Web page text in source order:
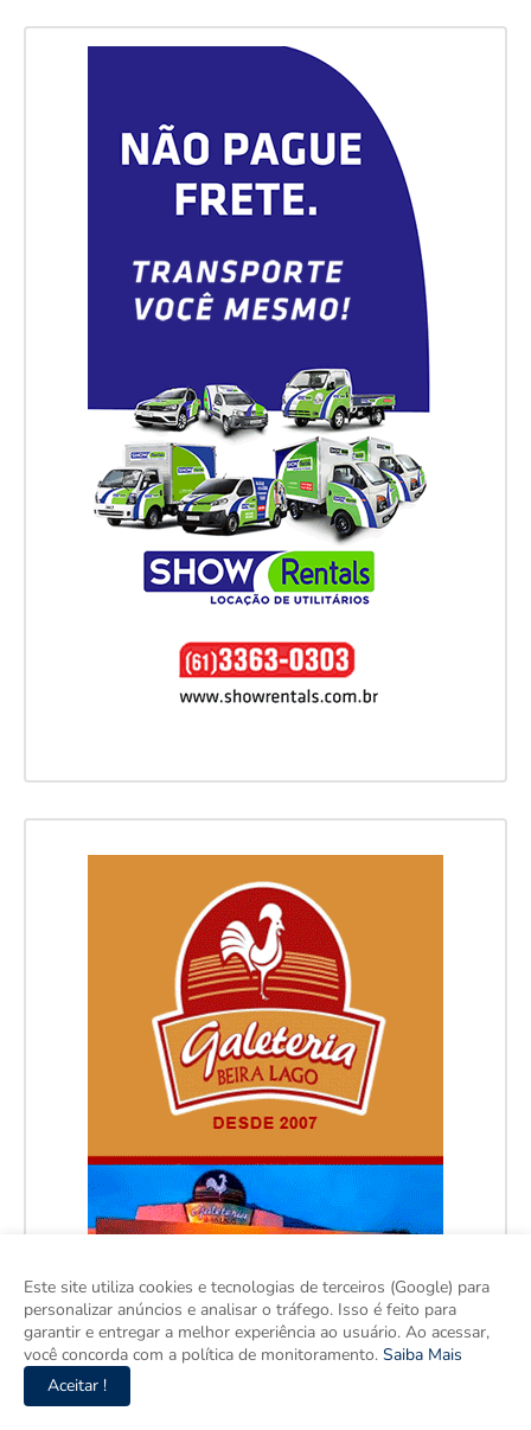
Este site utiliza cookies e tecnologias de terceiros (Google) para
personalizar anúncios e analisar o tráfego. Isso é feito para
garantir e entregar a melhor experiência ao usuário. Ao acessar,
você concorda com a política de monitoramento. Saiba Mais
Aceitar !